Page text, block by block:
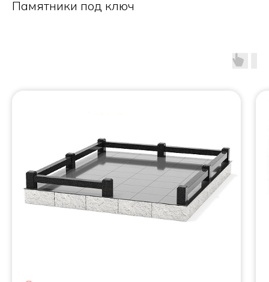
Памятники под ключ